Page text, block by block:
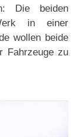
Die beiden
in einer
wollen beide
Fahrzeuge zu